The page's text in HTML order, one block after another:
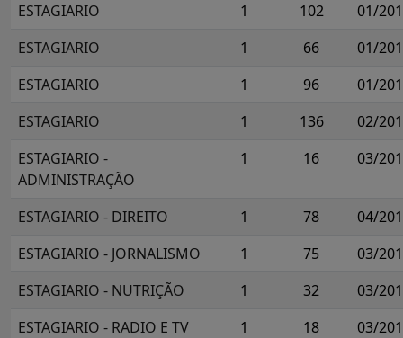
ESTAGIARIO
1 102
01/
ESTAGIARIO
1 66
01/
ESTAGIARIO
1 96
01/
ESTAGIARIO
1 136
02/
ESTAGIARIO -
ADMINISTRAÇÃO
1 16 03/
ESTAGIARIO - DIREITO 1 78
04/
ESTAGIARIO - JORNALISMO
1 75
03/
ESTAGIARIO - NUTRIÇÃO
1 32
03/
ESTAGIARIO - RADIO E TV
1 18
03/